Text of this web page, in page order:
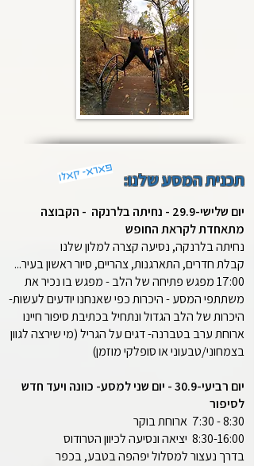
תכנית המסע שלנו: פארא- קאלו
יום שלישי-29.9 - נחיתה בלרנקה - הקבוצה
מתאחדת לקראת החופש
נחיתה בלרנקה, נסיעה קצרה למלון שלנו
קבלת חדרים, התארגנות, צהריים, סיור ראשון בעיר...
17:00 מפגש פתיחה של הלב - מפגש בו נכיר את
משתתפי המסע - היכרות כפי שאנחנו יודעים לעשות-
היכרות של הלב הגדול ונתחיל בכתיבת סיפור חיינו
ארוחת ערב בטברנה- דגים על הגריל (מי שירצה לגוון
בצמחוני/טבעוני או סופלקי מוזמן)
יום רביעי-30.9 - יום שני למסע- כוונה ויעד חדש
לסיפור
8:30 - 7:30 ארוחת בוקר
8:30-16:00 יציאה ונסיעה לכיוון הטרודוס
בדרך נעצור למסלול יפהפה בטבע, בכפר